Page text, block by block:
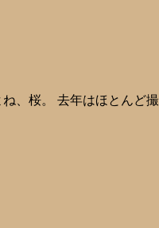
、桜。 去年はほとんど